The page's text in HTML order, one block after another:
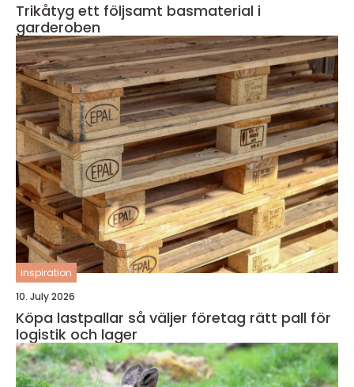
Trikåtyg ett följsamt basmaterial i
garderoben
inspiration
10. July 2026
Köpa lastpallar så väljer företag rätt pall för
logistik och lager